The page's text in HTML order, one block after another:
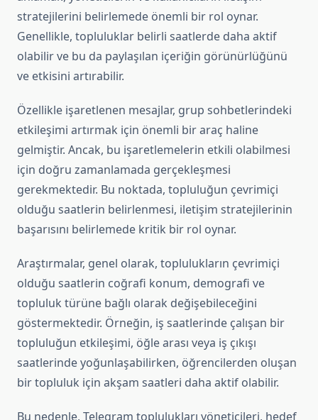
stratejilerini belirlemede önemli bir rol oynar.
Genellikle, topluluklar belirli saatlerde daha aktif
olabilir ve bu da paylaşılan içeriğin görünürlüğünü
ve etkisini artırabilir.
Özellikle işaretlenen mesajlar, grup sohbetlerindeki
etkileşimi artırmak için önemli bir araç haline
gelmiştir. Ancak, bu işaretlemelerin etkili olabilmesi
için doğru zamanlamada gerçekleşmesi
gerekmektedir. Bu noktada, topluluğun çevrimiçi
olduğu saatlerin belirlenmesi, iletişim stratejilerinin
başarısını belirlemede kritik bir rol oynar.
Araştırmalar, genel olarak, toplulukların çevrimiçi
olduğu saatlerin coğrafi konum, demografi ve
topluluk türüne bağlı olarak değişebileceğini
göstermektedir. Örneğin, iş saatlerinde çalışan bir
topluluğun etkileşimi, öğle arası veya iş çıkışı
saatlerinde yoğunlaşabilirken, öğrencilerden oluşan
bir topluluk için akşam saatleri daha aktif olabilir.
Bu nedenle, Telegram toplulukları yöneticileri, hedef